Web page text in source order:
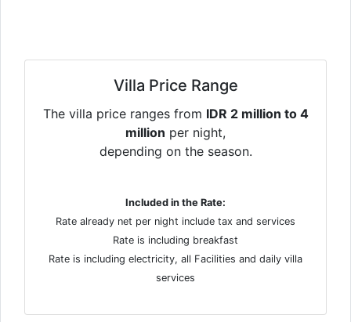
Villa Price Range
The villa price ranges from IDR 2 million to 4
million per night,
depending on the season.
Included in the Rate:
Rate already net per night include tax and services
Rate is including breakfast
Rate is including electricity, all Facilities and daily villa
services